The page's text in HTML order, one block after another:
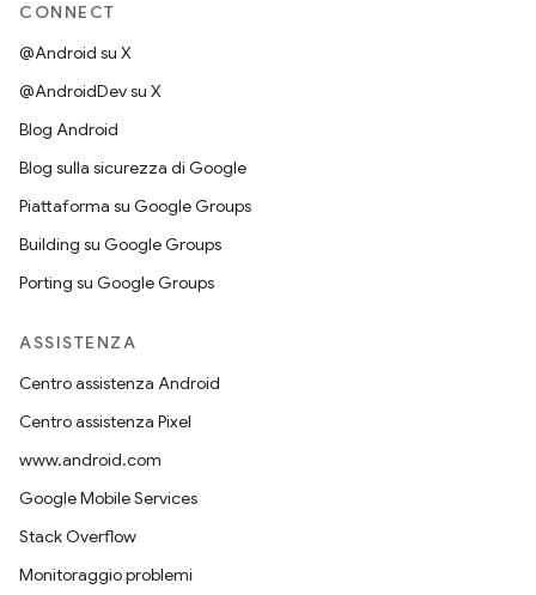
CONNECT
@Android su X
@AndroidDev su X
Blog Android
Blog sulla sicurezza di Google
Piattaforma su Google Groups
Building su Google Groups
Porting su Google Groups
ASSISTENZA
Centro assistenza Android
Centro assistenza Pixel
www.android.com
Google Mobile Services
Stack Overflow
Monitoraggio problemi